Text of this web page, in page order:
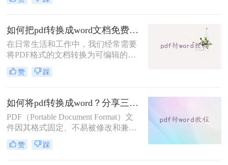
改和分享。那么如何将pdf转换成word
转换成Word的方法。
如何把pdf转换成word文档免费？这3种转换方法可以尝试！
在日常生活和工作中，我们经常需要
将PDF格式的文档转换为可编辑的
Word文档。虽然市面上有很多付费的
PDF转换工具，但也有一些免费的方
转换成word文档免费呢？本文将介绍
三种免费将PDF转换成Word文档的方
法。
赞 踩
如何将pdf转换成word？分享三种实用方法详解！
PDF（Portable Document Format）文
件因其格式固定、不易被修改和兼容
性强等特点，在文档传输和存储中得
到了广泛应用。然而，在某些情况
赞 踩